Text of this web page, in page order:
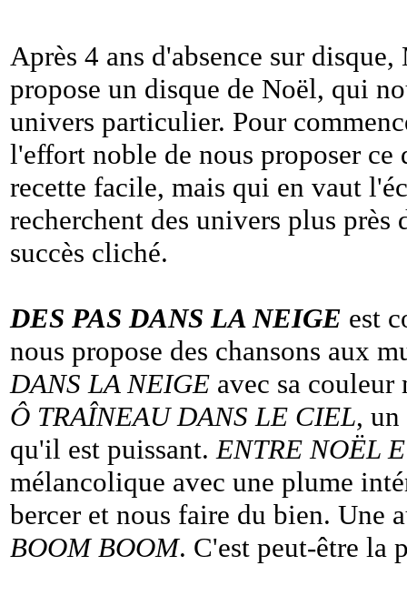
Après 4 ans d'absence sur
propose un disque de Noël, qui
univers particulier. Pour
l'effort noble de nous proposer
recette facile, mais qui en vaut
recherchent des univers plus
succès cliché.
DES PAS DANS LA NEIGE est
nous propose des chansons aux
DANS LA NEIGE avec sa couleur
Ô TRAÎNEAU DANS LE CIEL, un
qu'il est puissant.ENTRE NOËL
mélancolique avec une plume
bercer et nous faire du bien. Une
BOOM BOOM. C'est peut-être la